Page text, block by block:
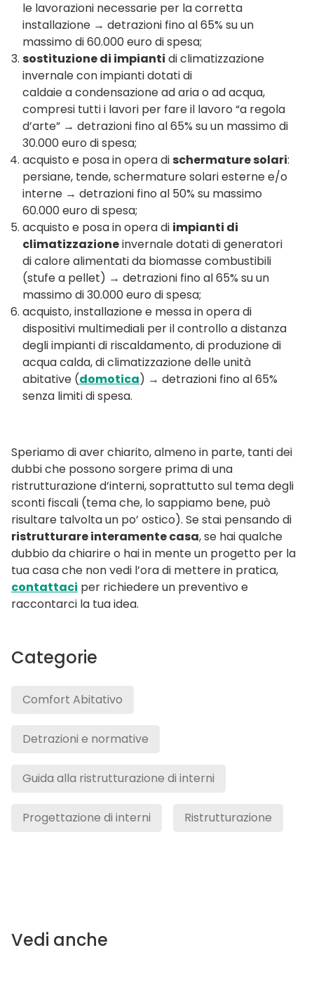
le lavorazioni necessarie per la corretta
installazione → detrazioni fino al 65% su un
massimo di 60.000 euro di spesa;
sostituzione di impianti di climatizzazione
invernale con impianti dotati di
caldaie a condensazione ad aria o ad acqua,
compresi tutti i lavori per fare il lavoro “a regola
d’arte” → detrazioni fino al 65% su un massimo di
30.000 euro di spesa;
acquisto e posa in opera dischermature solari:
persiane, tende, schermature solari esterne e/o
interne → detrazioni fino al 50% su massimo
60.000 euro di spesa;
acquisto e posa in opera di impianti di
climatizzazioneinvernale dotati di generatori
di calore alimentati da biomasse combustibili
(stufe a pellet) → detrazioni fino al 65% su un
massimo di 30.000 euro di spesa;
acquisto, installazione e messa in opera di
dispositivi multimediali per il controllo a distanza
degli impianti di riscaldamento, di produzione di
acqua calda, di climatizzazione delle unità
abitative (domotica) → detrazioni fino al 65%
senza limiti di spesa.
Speriamo di aver chiarito, almeno in parte, tanti dei
dubbi che possono sorgere prima di una
ristrutturazione d’interni, soprattutto sul tema degli
sconti fiscali (tema che, lo sappiamo bene, può
risultare talvolta un po’ ostico). Se stai pensando di
ristrutturare interamente casa, se hai qualche
dubbio da chiarire o hai in mente un progetto per la
tua casa che non vedi l’ora di mettere in pratica,
contattaci per richiedere un preventivo e
raccontarci la tua idea.
Categorie
Comfort Abitativo
Detrazioni e normative
Guida alla ristrutturazione di interni
Progettazione di interni Ristrutturazione
Vedi anche